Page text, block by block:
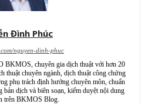
Đình Phúc
nguyen-dinh-phuc
BKMOS, chuyên gia dịch thuật với hơn 20
thuật chuyên ngành, dịch thuật công chứng
phụ trách định hướng chuyên môn, chuẩn
bản dịch và biên soạn, kiểm duyệt nội dung
trên BKMOS Blog.